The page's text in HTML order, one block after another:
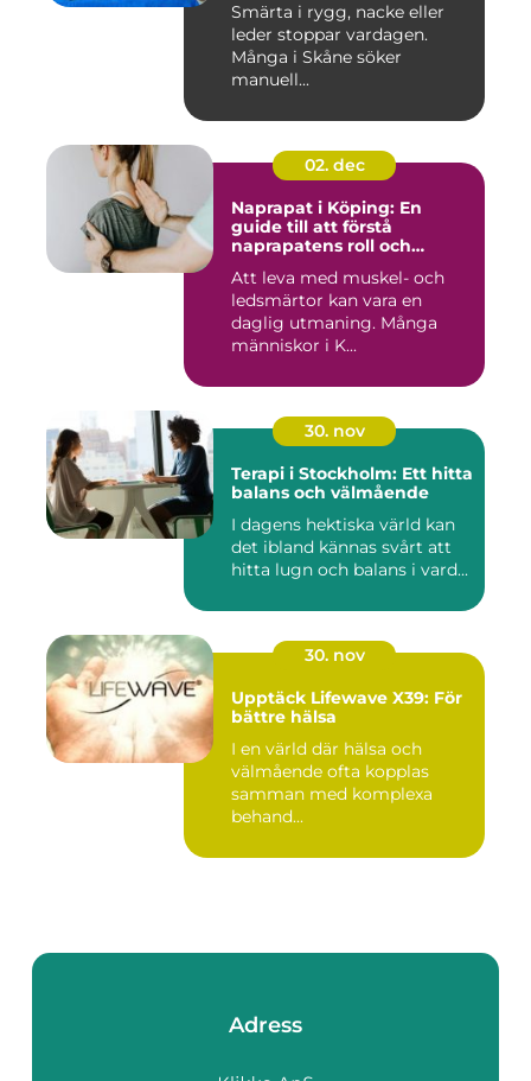
Smärta i rygg, nacke eller
leder stoppar vardagen.
Många i Skåne söker
manuell...
02. dec
Naprapat i Köping: En
guide till att förstå
naprapatens roll och
Att leva med muskel- och
ledsmärtor kan vara en
daglig utmaning. Många
människor i K...
30. nov
Terapi i Stockholm: Ett hitta
balans och välmående
I dagens hektiska värld kan
det ibland kännas svårt att
hitta lugn och balans i vard...
30. nov
Upptäck Lifewave X39: För
bättre hälsa
I en värld där hälsa och
välmående ofta kopplas
samman med komplexa
behand...
Adress